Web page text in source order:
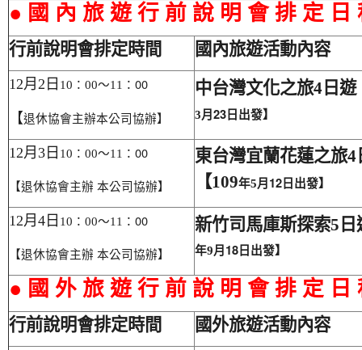
● 國 內 旅 遊 行 前 說 明 會 排 定 日
行前說明會排定時間 國內旅遊活動內容
12月2 日 10 ：00～11 ：00
【退休協會主辦本公司協辦】
中台灣文化之旅4 日
3月23日出發】
12月3 日 10 ：00～11 ：00
【退休協會主辦 本公司協辦】
東台灣宜蘭花蓮之旅4
【109年5月12日出發】
12月4 日 10 ：00～11 ：00
【退休協會主辦 本公司協辦】
新竹司馬庫斯探索5
年9月18日出發】
● 國 外 旅 遊 行 前 說 明 會 排 定 日
行前說明會排定時間 國外旅遊活動內容